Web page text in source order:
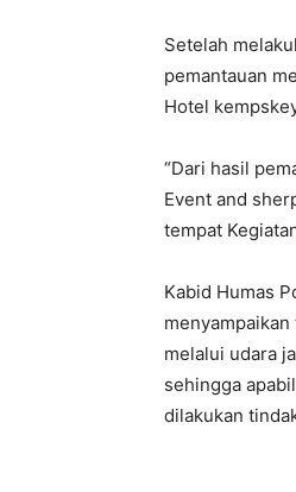
Setelah
pemantauan
Hotel
“Dari hasil
Event and
tempat
Kabid Humas
melalui udara
sehingga
dilakukan